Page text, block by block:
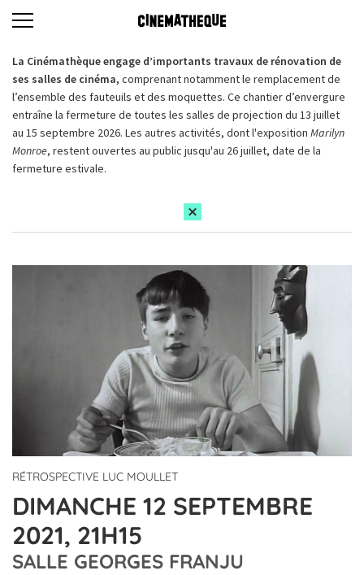
La Cinémathèque engage d’importants travaux de rénovation de
ses salles de cinéma, comprenant notamment le remplacement de
l’ensemble des fauteuils et des moquettes. Ce chantier d’envergure
entraîne la fermeture de toutes les salles de projection du 13 juillet
au 15 septembre 2026. Les autres activités, dont l'exposition Marilyn
Monroe, restent ouvertes au public jusqu'au 26 juillet, date de la
fermeture estivale.
RÉTROSPECTIVE LUC MOULLET
DIMANCHE 12 SEPTEMBRE
2021, 21H15
SALLE GEORGES FRANJU